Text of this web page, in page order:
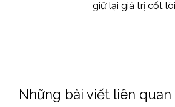
giữ lại giá trị cốt
Những bài viết liên quan